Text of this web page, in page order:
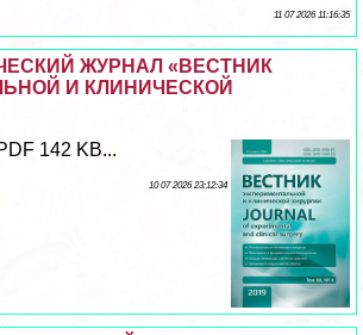
11 07 2026 11:16:35
ЖУРНАЛ «ВЕСТНИК
И КЛИНИЧЕСКОЙ
142 KB...
10 07 2026 23:12:34